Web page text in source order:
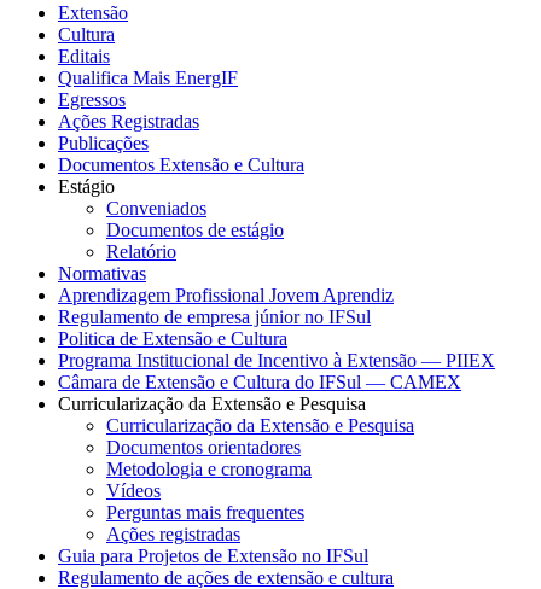
Extensão
Cultura
Editais
Qualifica Mais EnergIF
Egressos
Ações Registradas
Publicações
Documentos Extensão e Cultura
Estágio
Conveniados
Documentos de estágio
Relatório
Normativas
Aprendizagem Profissional Jovem Aprendiz
Regulamento de empresa júnior no IFSul
Politica de Extensão e Cultura
Programa Institucional de Incentivo à Extensão — PIIEX
Câmara de Extensão e Cultura do IFSul — CAMEX
Curricularização da Extensão e Pesquisa
Curricularização da Extensão e Pesquisa
Documentos orientadores
Metodologia e cronograma
Vídeos
Perguntas mais frequentes
Ações registradas
Guia para Projetos de Extensão no IFSul
Regulamento de ações de extensão e cultura